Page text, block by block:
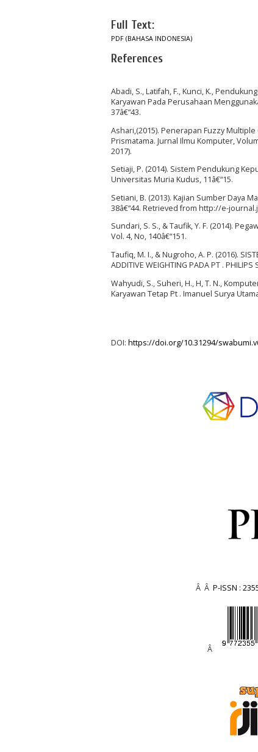
Full Text:
PDF (BAHASA INDONESIA)
References
Abadi, S., Latifah, F., Kunci, K.,
Karyawan Pada Perusahaan
37â€“43.
Ashari,(2015). Penerapan Fuzzy
Prismatama. Jurnal Ilmu Komputer,
2017).
Setiaji, P. (2014). Sistem Pendukung
Universitas Muria Kudus, 11â€“15.
Setiani, B. (2013). Kajian Sumber Daya
38â€“44. Retrieved from http://e-
Sundari, S. S., & Taufik, Y. F. (2014).
Vol. 4, No, 140â€“151.
Taufiq, M. I., & Nugroho, A. P. (2016).
ADDITIVE WEIGHTING PADA PT . PHILIPS
Wahyudi, S., Suheri, H., H, T. N.,
Karyawan Tetap Pt . Imanuel Surya
DOI: https://doi.org/10.31294/
Â Â P-ISSN :
Â